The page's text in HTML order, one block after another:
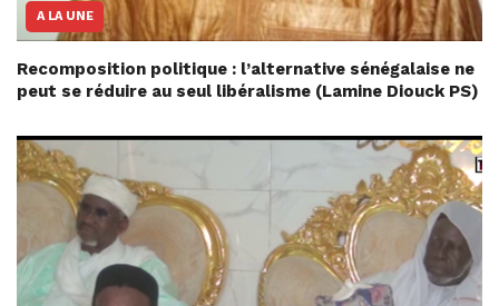
A LA UNE
Recomposition politique : l’alternative sénégalaise ne
peut se réduire au seul libéralisme (Lamine Diouck PS)